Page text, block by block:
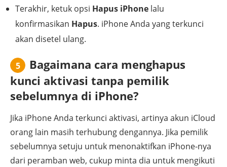
Terakhir, ketuk opsi Hapus iPhone lalu
konfirmasikan Hapus. iPhone Anda yang terkunci
akan disetel ulang.
5
Bagaimana cara menghapus
kunci aktivasi tanpa pemilik
sebelumnya di iPhone?
Jika iPhone Anda terkunci aktivasi, artinya akun iCloud
orang lain masih terhubung dengannya. Jika pemilik
sebelumnya setuju untuk menonaktifkan iPhone-nya
dari peramban web, cukup minta dia untuk mengikuti